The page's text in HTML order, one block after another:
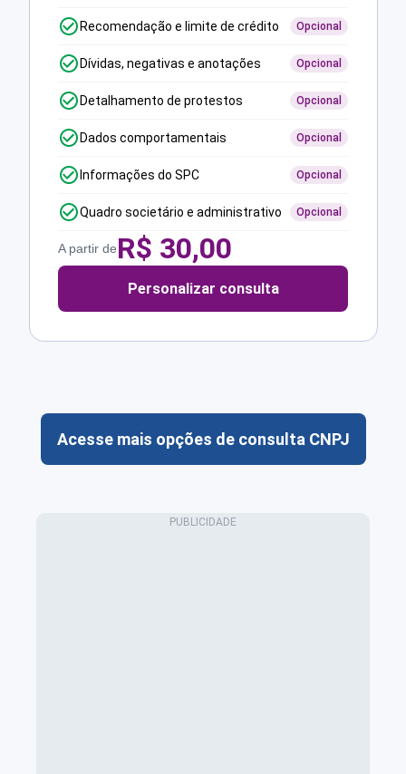
Recomendação e limite de crédito Opcional
Dívidas, negativas e anotações Opcional
Detalhamento de protestos Opcional
Dados comportamentais Opcional
Informações do SPC Opcional
Quadro societário e administrativo Opcional
A partir deR$ 30,00
Personalizar consulta
Acesse mais opções de consulta CNPJ